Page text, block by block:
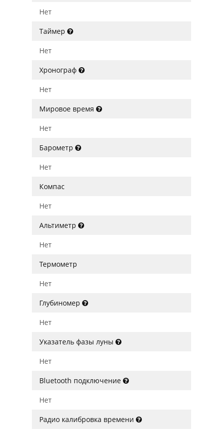
Нет
Таймер
Нет
Хронограф
Нет
Мировое время
Нет
Барометр
Нет
Компас
Нет
Альтиметр
Нет
Термометр
Нет
Глубиномер
Нет
Указатель фазы луны
Нет
Bluetooth подключение
Нет
Радио калибровка времени